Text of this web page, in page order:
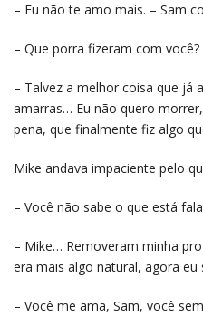
– Eu não te amo mais. – Sam
– Que porra fizeram com
– Talvez a melhor coisa que já
amarras… Eu não quero
pena, que finalmente fiz algo
Mike andava impaciente pelo
– Você não sabe o que está
– Mike… Removeram minha
era mais algo natural, agora
– Você me ama, Sam, você